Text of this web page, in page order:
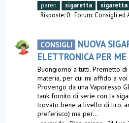
pareri
sigaretta sigaretta
Risposte: 0 Forum:Consigli ed
CONSIGLI
NUOVA
ELETTRONICA PER ME
Buongiorno a tutti. Premetto
materia, per cui mi affido a
Provengo da una Vaporesso
tank fornito di serie con la
trovato bene a livello di tiro,
preferisco) ma per...